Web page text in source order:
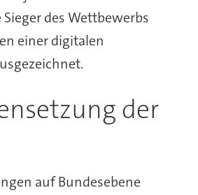
des Wettbewerbs
einer digitalen
der
auf Bundesebene